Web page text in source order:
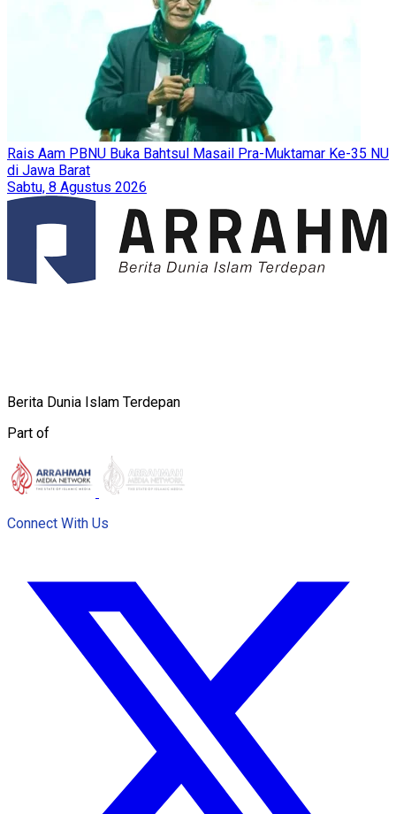
Rais Aam PBNU Buka Bahtsul Masail Pra-Muktamar Ke-35 NU
di Jawa Barat
Sabtu, 8 Agustus 2026
Berita Dunia Islam Terdepan
Part of
Connect With Us